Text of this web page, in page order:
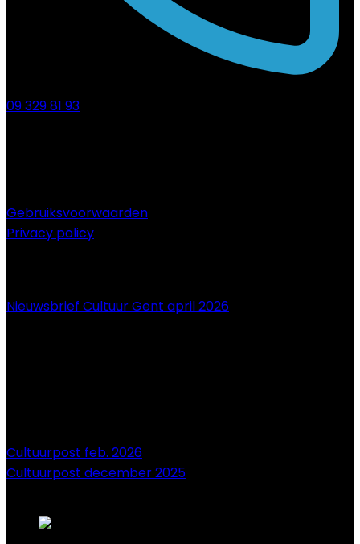
09 329 81 93
Gebruiksvoorwaarden
Privacy policy
Nieuwsbrief Cultuur Gent april 2026
Cultuurpost feb. 2026
Cultuurpost december 2025